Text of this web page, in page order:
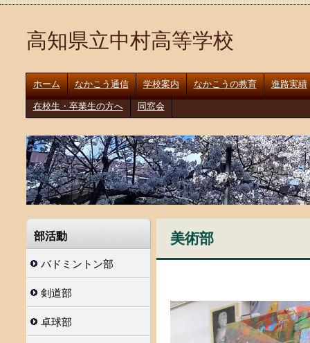
高知県立中村高等学校
ホーム なかこう通信 学校案内 なかこうの教育 進路実績
在校生・卒業生の方へ 同窓会
美術部
部活動
バドミントン部
剣道部
卓球部